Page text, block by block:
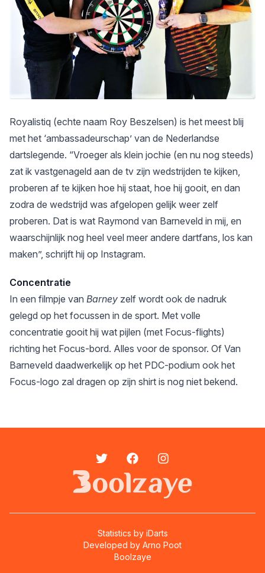
Royalistiq (echte naam Roy Beszelsen) is het meest blij
met het ‘ambassadeurschap’ van de Nederlandse
dartslegende. “Vroeger als klein jochie (en nu nog steeds)
zat ik vastgenageld aan de tv zijn wedstrijden te kijken,
proberen af te kijken hoe hij staat, hoe hij gooit, en dan
zodra de wedstrijd was afgelopen gelijk weer zelf
proberen. Dat is wat Raymond van Barneveld in mij, en
waarschijnlijk nog heel veel meer andere dartfans, los kan
maken”, schrijft hij op Instagram.
Concentratie
In een filmpje van Barney zelf wordt ook de nadruk
gelegd op het focussen in de sport. Met volle
concentratie gooit hij wat pijlen (met Focus-flights)
richting het Focus-bord. Alles voor de sponsor. Of Van
Barneveld daadwerkelijk op het PDC-podium ook het
Focus-logo zal dragen op zijn shirt is nog niet bekend.
Statistics by iDarts
Developed by Arno Poot
Boolzaye